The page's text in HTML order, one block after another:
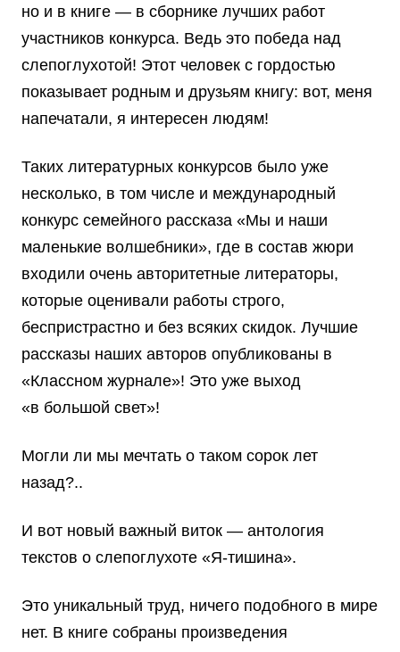
но и в книге — в сборнике лучших работ
участников конкурса. Ведь это победа над
слепоглухотой! Этот человек с гордостью
показывает родным и друзьям книгу: вот, меня
напечатали, я интересен людям!
Таких литературных конкурсов было уже
несколько, в том числе и международный
конкурс семейного рассказа «Мы и наши
маленькие волшебники», где в состав жюри
входили очень авторитетные литераторы,
которые оценивали работы строго,
беспристрастно и без всяких скидок. Лучшие
рассказы наших авторов опубликованы в
«Классном журнале»! Это уже выход
«в большой свет»!
Могли ли мы мечтать о таком сорок лет
назад?..
И вот новый важный виток — антология
текстов о слепоглухоте «Я-тишина».
Это уникальный труд, ничего подобного в мире
нет. В книге собраны произведения